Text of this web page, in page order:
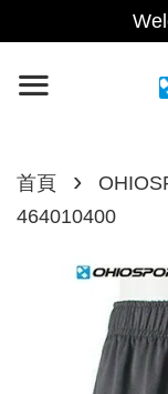
首頁 ›
464010400